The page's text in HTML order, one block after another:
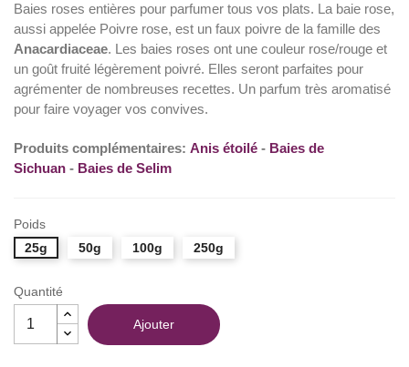
(28 avis)
Baies roses entières pour parfumer tous vos plats. La baie rose,
aussi appelée Poivre rose, est un faux poivre de la famille des
Anacardiaceae. Les baies roses ont une couleur rose/rouge et
un goût fruité légèrement poivré. Elles seront parfaites pour
agrémenter de nombreuses recettes. Un parfum très aromatisé
pour faire voyager vos convives.
Produits complémentaires: Anis étoilé - Baies de
Sichuan - Baies de Selim
Poids
25g
50g 100g 250g
Quantité
Ajouter